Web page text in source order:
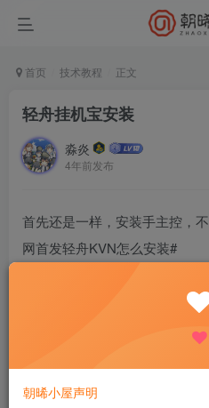
首页 技术教程 正文
轻舟挂机宝安装
淼炎
4年前发布
首先还是一样，安装手主控，
网首发轻舟KVN怎么安装#
通讯密码自己随便写，到时候
朝晞小屋声明